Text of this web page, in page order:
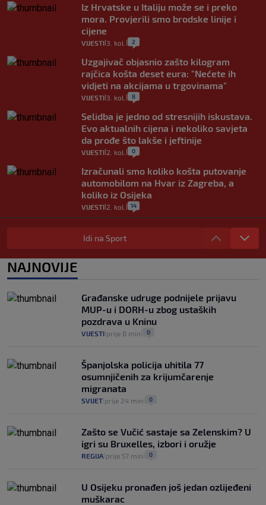
Iz Hrvatske u Italiju može se i preko
mora. Provjerili smo brodske linije i
cijene
VIJESTI 3. kol. 2
Uzgajivač objasnio zašto kilogram
rajčica košta deset eura: "Nećete ih
vidjeti na akcijama u trgovinama"
VIJESTI 3. kol. 8
Selidba je jedno od stresnijih iskustava.
Evo aktualnih cijena i nekoliko savjeta
da prođe što lakše i jeftinije
VIJESTI 2. kol. 0
Izračunali smo koliko košta putovanje
automobilom na Hvar iz Zagreba, a
koliko iz Osijeka
VIJESTI 2. kol. 14
"Kći je otišla na more, a zaboravila
zdravstvenu iskaznicu". Kakva su prava
pacijenata izvan mjesta prebivališta?
VIJESTI 1. kol. 1
junaci naših priča budu oni koji pomažu,
a ne oni koji su pobijedili nekoga"
VIJESTI 30. srp. 2
Idi na Sport
NAJNOVIJE
Građanske udruge podnijele prijavu
MUP-u i DORH-u zbog ustaških
pozdrava u Kninu
VIJESTI prije 8 min 0
Španjolska policija uhitila 77
osumnjičenih za krijumčarenje
migranata
SVIJET prije 24 min 0
Zašto se Vučić sastaje sa Zelenskim? U
igri su Bruxelles, izbori i oružje
REGIJA prije 57 min 0
U Osijeku pronađen još jedan ozlijeđeni
muškarac